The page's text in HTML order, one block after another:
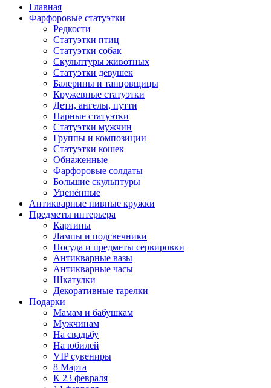
Главная
Фарфоровые статуэтки
Редкости
Cтатуэтки птиц
Cтатуэтки собак
Скульптуры животных
Статуэтки девушек
Балерины и танцовщицы
Кружевные статуэтки
Дети, ангелы, путти
Парные статуэтки
Статуэтки мужчин
Группы и композиции
Статуэтки кошек
Обнаженные
Фарфоровые солдаты
Большие скульптуры
Уценённые
Антикварные пивные кружки
Предметы интерьера
Картины
Лампы и подсвечники
Посуда и предметы сервировки
Антикварные вазы
Антикварные часы
Шкатулки
Декоративные тарелки
Подарки
Мамам и бабушкам
Мужчинам
На свадьбу
На юбилей
VIP сувениры
8 Марта
К 23 февраля